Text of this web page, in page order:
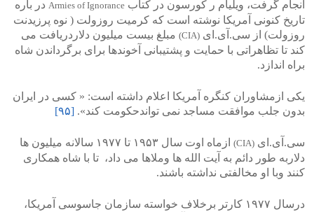
انجام گرفت، ویلیام ر کورسون در کتاب Armies of Ignorance در باره
تاریخ کنونی آمریکا نوشته است که کرمیت روزولت ( نوه پرزیدنت
روزولت) از سی.آی.ای (CIA)
مبلغ بیست میلیون دلاردریافت می
کند تا تظاهراتی با حمایت و پشتیبانی آخوندها برای برگرداندن شاه
براه اندازد.
یکی ازمشاوران کنگره آمریکا اعلام داشته است: « کسی در ایران
بدون جلب موافقت مساجد نمی تواندحکومت کند». [۹۵]
سی.آی.ای (CIA)
ازماه اوت سال ۱۹۵۳ تا ۱۹۷۷ سالانه میلیون ها
دلاربه طور دائم به آیت الله ها وملاها می داد، تا با شاه همکاری
کنند وبا او مخالفتی نداشته باشند.
درسال ۱۹۷۷ کارتر برخلاف خواسته سازمان جاسوسی آمریکا،